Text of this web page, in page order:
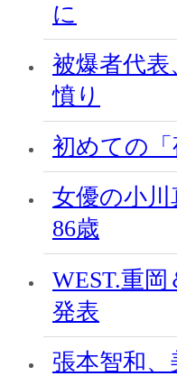
に
被爆者代表
憤り
初めての
女優の小
86歳
WEST.重
発表
張本智和